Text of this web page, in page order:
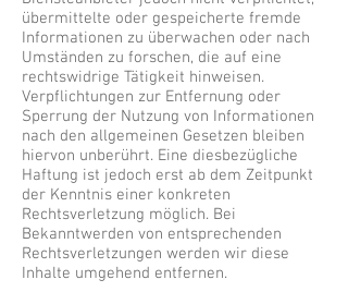
übermittelte oder gespeicherte fremde
Informationen zu überwachen oder nach
Umständen zu forschen, die auf eine
rechtswidrige Tätigkeit hinweisen.
Verpflichtungen zur Entfernung oder
Sperrung der Nutzung von Informationen
nach den allgemeinen Gesetzen bleiben
hiervon unberührt. Eine diesbezügliche
Haftung ist jedoch erst ab dem Zeitpunkt
der Kenntnis einer konkreten
Rechtsverletzung möglich. Bei
Bekanntwerden von entsprechenden
Rechtsverletzungen werden wir diese
Inhalte umgehend entfernen.